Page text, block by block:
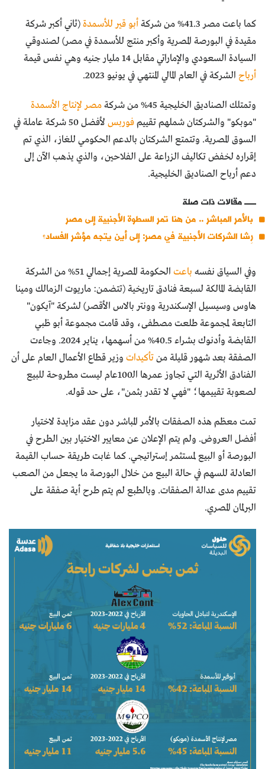
كما باعت مصر 41.3% من شركة أبو قير للأسمدة(ثاني أكبر شركة
مقيدة في البورصة المصرية وأكبر منتج للأسمدة في مصر) لصندوقي
السيادة السعودي والإماراتي مقابل 14 مليار جنيه وهي نفس قيمة
أرباح الشركة في العام المالي المنتهي في يونيو 2023.
وتمتلك الصناديق الخليجية 45% من شركة
مصر لإنتاج الأسمدة
"موبكو" والشركتان شملهم تقييمفوربس
لأفضل 50 شركة عاملة في
السوق المصرية. وتتمتع الشركتان بالدعم الحكومي للغاز، الذي تم
إقراره لخفض تكاليف الزراعة على الفلاحين، والذي يذهب الآن إلى
دعم أرباح الصناديق الخليجية.
مقالات ذات صلة
بالأمر المباشر .. من هنا تمر السطوة الأجنبية إلى مصر
رِشا الشركات الأجنبية في مصر: إلى أين يتجه مؤشر الفساد؟
وفي السياق نفسه باعت
الحكومة المصرية إجمالي 51% من الشركة
القابضة المالكة لسبعة فنادق تاريخية (تتضمن: ماريوت الزمالك ومينا
هاوس وسيسيل الإسكندرية وونتر بالاس الأقصر) لشركة "آيكون"
التابعة لمجموعة طلعت مصطفى، وقد قامت مجموعة أبو ظبي
القابضة وأدنوك بشراء 40.5% من أسهمها، يناير 2024. وجاءت
الصفقة بعد شهور قليلة منتأكيدات وزير قطاع الأعمال العام على أن
الفنادق الأثرية التي تجاوز عمرها الـ100عام ليست مطروحة للبيع
لصعوبة تقييمها؛ "فهي لا تقدر بثمن"، على حد قوله.
تمت معظم هذه الصفقات بالأمر المباشر دون عقد مزايدة لاختيار
أفضل العروض. ولم يتم الإعلان عن معايير الاختيار بين الطرح في
البورصة أو البيع لمستثمر إستراتيجي. كما غابت طريقة حساب القيمة
العادلة للسهم في حالة البيع من خلال البورصة ما يجعل من الصعب
تقييم مدى عدالة الصفقات. وبالطبع لم يتم طرح أية صفقة على
البرلمان المصري.